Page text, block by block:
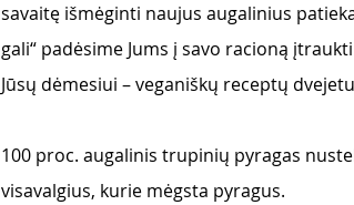
savaitę išmėginti naujus augalinius
gali“ padėsime Jums į savo racioną
Jūsų dėmesiui – veganiškų receptų
100 proc. augalinis trupinių pyragas
visavalgius, kurie mėgsta pyragus.